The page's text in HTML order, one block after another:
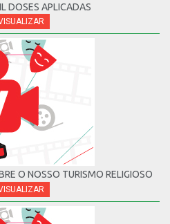
DOSES APLICADAS
O NOSSO TURISMO RELIGIOSO